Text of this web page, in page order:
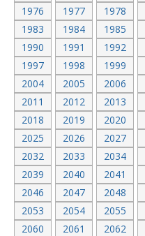
1976
1977 1978
1983
1984 1985
1990
1991 1992
1997
1998 1999
2004
2005 2006
2011
2012 2013
2018
2019 2020
2025
2026 2027
2032
2033 2034
2039
2040 2041
2046
2047 2048
2053
2054 2055
2060
2061 2062